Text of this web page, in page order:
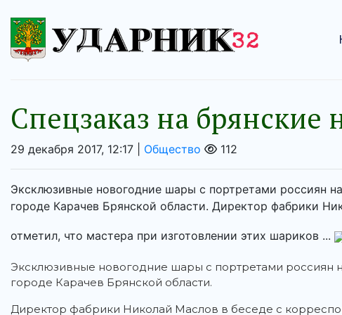
Спецзаказ на брянские
29 декабря 2017, 12:17 | Общество 112
Эксклюзивные новогодние шары с портретами россиян
городе Карачев Брянской области. Директор фабрики
отметил, что мастера при изготовлении этих шариков ...
Эксклюзивные новогодние шары с портретами россиян
городе Карачев Брянской области.
Директор фабрики Николай Маслов в беседе с